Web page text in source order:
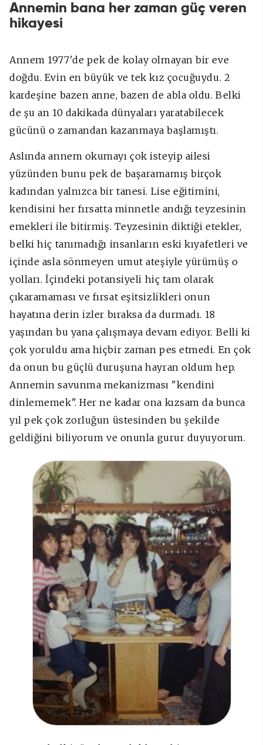
Annemin bana her zaman güç veren
hikayesi
Annem 1977'de pek de kolay olmayan bir eve
doğdu. Evin en büyük ve tek kız çocuğuydu. 2
kardeşine bazen anne, bazen de abla oldu. Belki
de şu an 10 dakikada dünyaları yaratabilecek
gücünü o zamandan kazanmaya başlamıştı.
Aslında annem okumayı çok isteyip ailesi
yüzünden bunu pek de başaramamış birçok
kadından yalnızca bir tanesi. Lise eğitimini,
kendisini her fırsatta minnetle andığı teyzesinin
emekleri ile bitirmiş. Teyzesinin diktiği etekler,
belki hiç tanımadığı insanların eski kıyafetleri ve
içinde asla sönmeyen umut ateşiyle yürümüş o
yolları. İçindeki potansiyeli hiç tam olarak
çıkaramaması ve fırsat eşitsizlikleri onun
hayatına derin izler bıraksa da durmadı. 18
yaşından bu yana çalışmaya devam ediyor. Belli ki
çok yoruldu ama hiçbir zaman pes etmedi. En çok
da onun bu güçlü duruşuna hayran oldum hep.
Annemin savunma mekanizması "kendini
dinlememek". Her ne kadar ona kızsam da bunca
yıl pek çok zorluğun üstesinden bu şekilde
geldiğini biliyorum ve onunla gurur duyuyorum.